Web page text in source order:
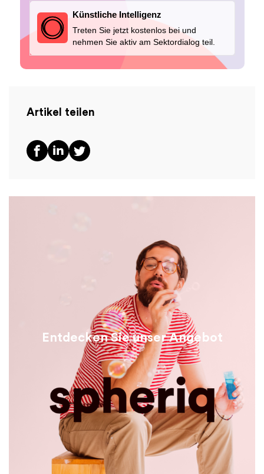
Künstliche Intelligenz
Treten Sie jetzt kostenlos bei und
nehmen Sie aktiv am Sektordialog teil.
Artikel teilen
Entdecken Sie unser Angebot